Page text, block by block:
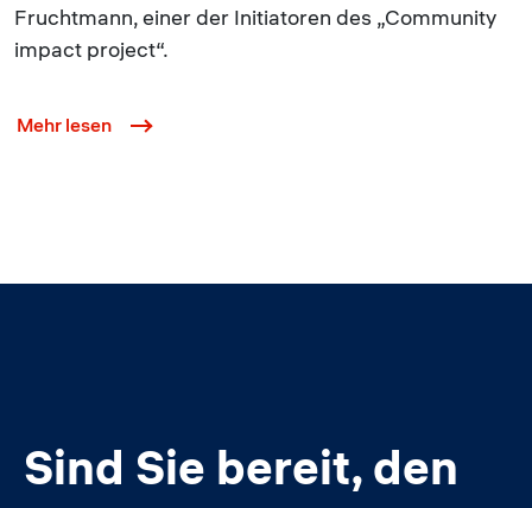
Fruchtmann, einer der Initiatoren des „Community
impact project“.
Mehr lesen
Sind Sie bereit, den